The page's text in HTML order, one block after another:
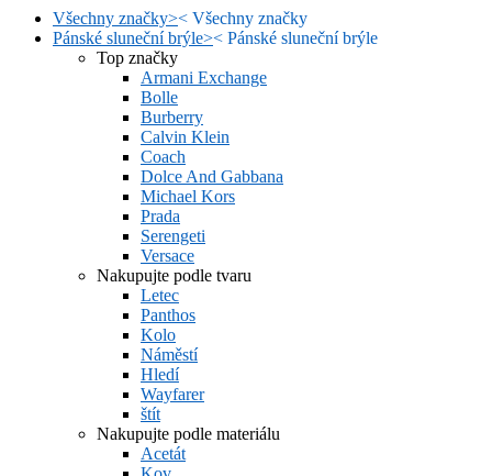
Všechny značky>< Všechny značky
Pánské sluneční brýle>< Pánské sluneční brýle
Top značky
Armani Exchange
Bolle
Burberry
Calvin Klein
Coach
Dolce And Gabbana
Michael Kors
Prada
Serengeti
Versace
Nakupujte podle tvaru
Letec
Panthos
Kolo
Náměstí
Hledí
Wayfarer
štít
Nakupujte podle materiálu
Acetát